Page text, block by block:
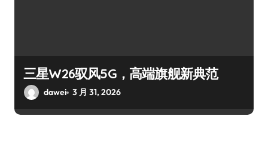
三星W26驭风5G，高端旗舰新典范
dawei 3 月 31, 2026